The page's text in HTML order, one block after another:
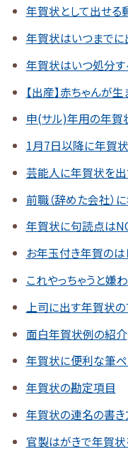
年賀状として出せる
年賀状はいつまでに
年賀状はいつ処分す
【出産】赤ちゃんが
申(サル)年用の年賀
1月7日以降に年賀
芸能人に年賀状を出
前職（辞めた会社）
年賀状に句読点はNG
お年玉付き年賀のは
これやっちゃうと嫌
上司に出す年賀状
面白年賀状例の紹介
年賀状に便利な筆
年賀状の勘定項目
年賀状の連名の書き
官製はがきで年賀状